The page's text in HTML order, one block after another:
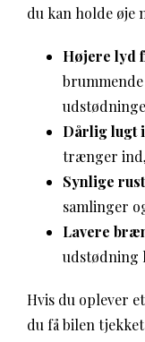
du kan holde øje
Højere lyd
Dårlig lugt
trænger
Synlige
samlinger
Lavere
udstødning
Hvis du oplever
du få bilen